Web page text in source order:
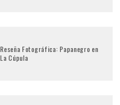
Reseña Fotográfica: Papanegro en
La Cúpula